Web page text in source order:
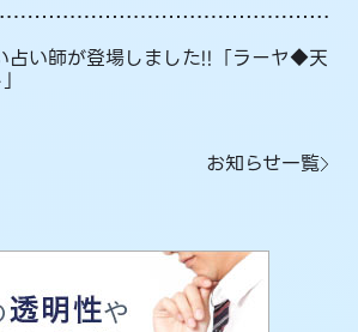
占い師が登場しました!!「ラーヤ◆天
お知らせ一覧